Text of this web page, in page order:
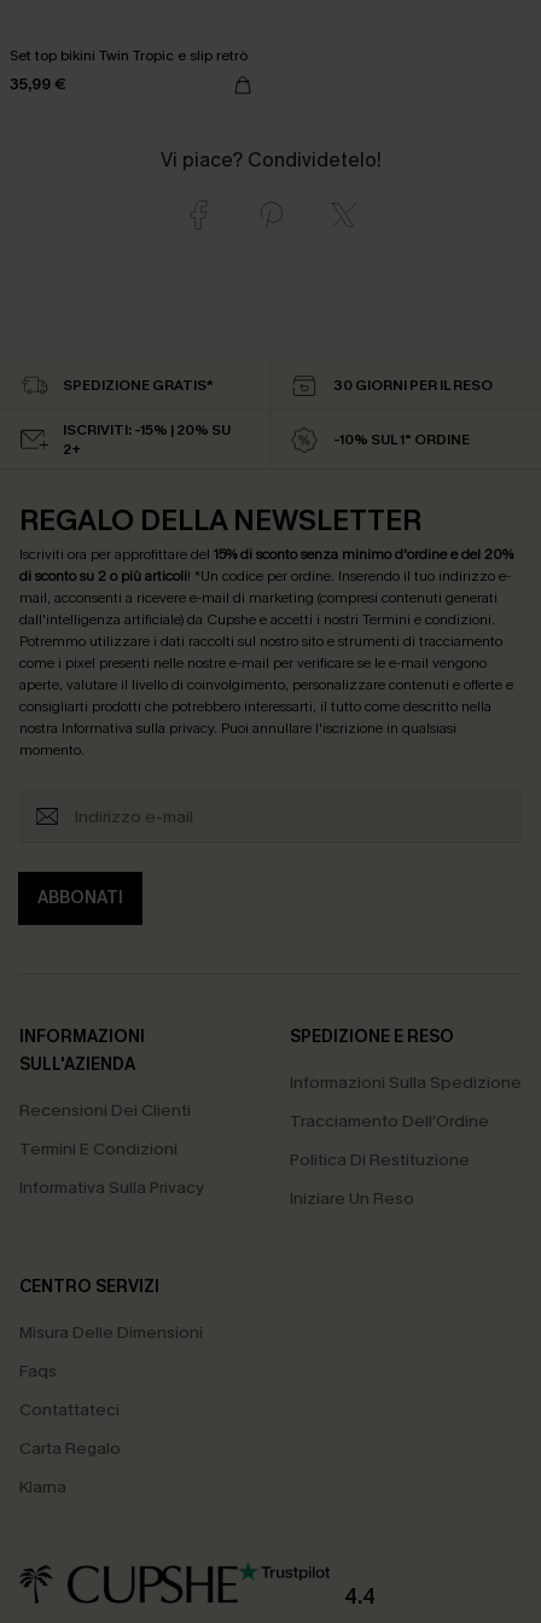
Set top bikini Twin Tropic e slip retrò
35,99 €
Vi piace? Condividetelo!
SPEDIZIONE GRATIS* 30 GIORNI PER IL RESO
ISCRIVITI: -15% | 20% SU
2+
-10% SUL 1° ORDINE
REGALO DELLA NEWSLETTER
Iscriviti ora per approfittare del 15% di sconto senza minimo d'ordine e del 20%
di sconto su 2 o più articoli! *Un codice per ordine. Inserendo il tuo indirizzo e-
mail, acconsenti a ricevere e-mail di marketing (compresi contenuti generati
dall'intelligenza artificiale) da Cupshe e accetti i nostri Termini e condizioni.
Potremmo utilizzare i dati raccolti sul nostro sito e strumenti di tracciamento
come i pixel presenti nelle nostre e-mail per verificare se le e-mail vengono
aperte, valutare il livello di coinvolgimento, personalizzare contenuti e offerte e
consigliarti prodotti che potrebbero interessarti, il tutto come descritto nella
nostra Informativa sulla privacy. Puoi annullare l'iscrizione in qualsiasi
momento.
ABBONATI
INFORMAZIONI
SULL'AZIENDA
Recensioni Dei Clienti
Termini E Condizioni
Informativa Sulla Privacy
SPEDIZIONE E RESO
Informazioni Sulla Spedizione
Tracciamento Dell'Ordine
Politica Di Restituzione
Iniziare Un Reso
CENTRO SERVIZI
Misura Delle Dimensioni
Faqs
Contattateci
Carta Regalo
Klarna
4.4